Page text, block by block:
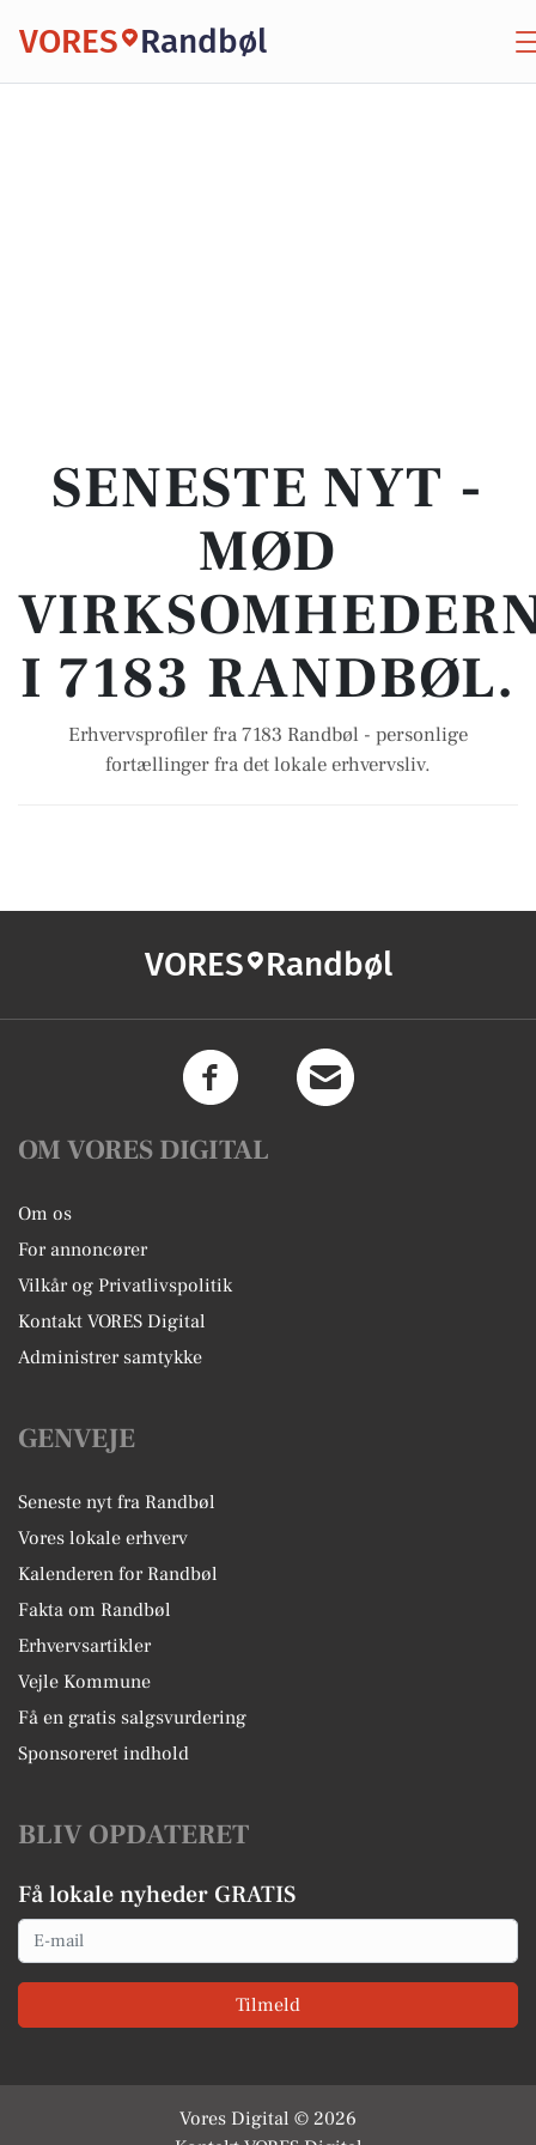
VORES Randbøl
SENESTE NYT -
MØD
I 7183 RANDBØL.
Erhvervsprofiler fra 7183 Randbøl - personlige
fortællinger fra det lokale erhvervsliv.
VORES Randbøl
OM VORES DIGITAL
Om os
For annoncører
Vilkår og Privatlivspolitik
Kontakt VORES Digital
Administrer samtykke
GENVEJE
Seneste nyt fra Randbøl
Vores lokale erhverv
Kalenderen for Randbøl
Fakta om Randbøl
Erhvervsartikler
Vejle Kommune
Få en gratis salgsvurdering
Sponsoreret indhold
BLIV OPDATERET
Få lokale nyheder GRATIS
Email
Tilmeld
Vores Digital © 2026